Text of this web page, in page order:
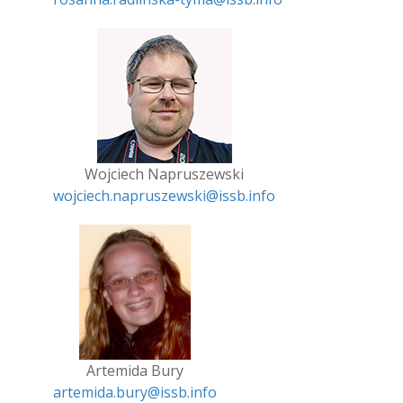
Wojciech Napruszewski
wojciech.napruszewski@issb.info
Artemida Bury
artemida.bury@issb.info